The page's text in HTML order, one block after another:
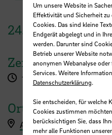
24. April2025
Zeit
11:00 - 12:00 Uhr
Ort
Anmeldung
Um unsere Website in
Effektivität und Sicherheit
Cookies. Das sind kleine
Endgerät abgelegt und in
werden. Darunter sind
Betrieb unserer Website
anonymen Webanalyse
Services. Weitere
Datenschutzerklärung.
Sie entscheiden, für welche
Cookies zustimmen
berücksichtigen Sie, dass
mehr alle Funktionen